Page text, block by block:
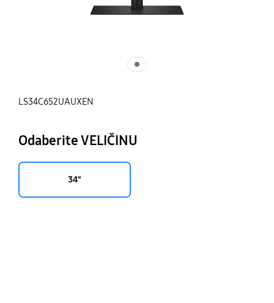
LS34C652UAUXEN
Odaberite VELIČINU
34"